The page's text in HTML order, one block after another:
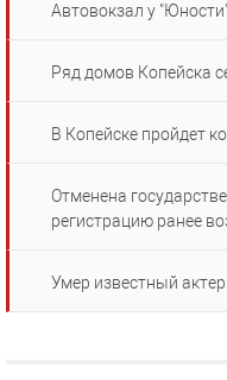
Автовокзал у
Ряд домов Копейска
В Копейске пройдет
Отменена
регистрацию ранее
Умер известный